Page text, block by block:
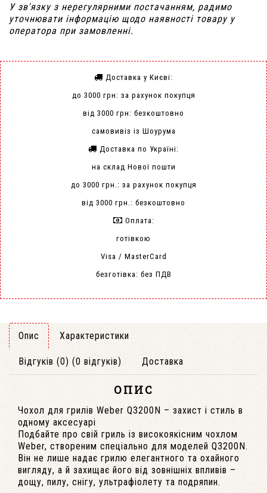
У зв'язку з нерегулярними постачанням, радимо
уточнювати інформацію щодо наявності товару у
оператора при замовленні.
Доставка у Києві:
до 3000 грн: за рахунок покупця
від 3000 грн: безкоштовно
самовивіз із Шоурума
Доставка по Україні:
на склад Нової пошти
до 3000 грн.: за рахунок покупця
від 3000 грн.: безкоштовно
Оплата:
готівкою
Visa / MasterCard
безготівка: без ПДВ
Опис Характеристики
Відгуків (0) (0 відгуків) Доставка
ОПИС
Чохол для грилів Weber Q3200N – захист і стиль в
одному аксесуарі
Подбайте про свій гриль із високоякісним чохлом
Weber, створеним спеціально для моделей Q3200N.
Він не лише надає грилю елегантного та охайного
вигляду, а й захищає його від зовнішніх впливів –
дощу, пилу, снігу, ультрафіолету та подряпин.